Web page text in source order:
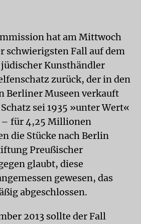
hat am Mittwoch
schwierigsten Fall auf dem
Kunsthändler
zurück, der in den
Berliner Museen verkauft
sei 1935 »unter Wert«
für 4,25 Millionen
die Stücke nach Berlin
Preußischer
glaubt, diese
gewesen, das
abgeschlossen.
2013 sollte der Fall